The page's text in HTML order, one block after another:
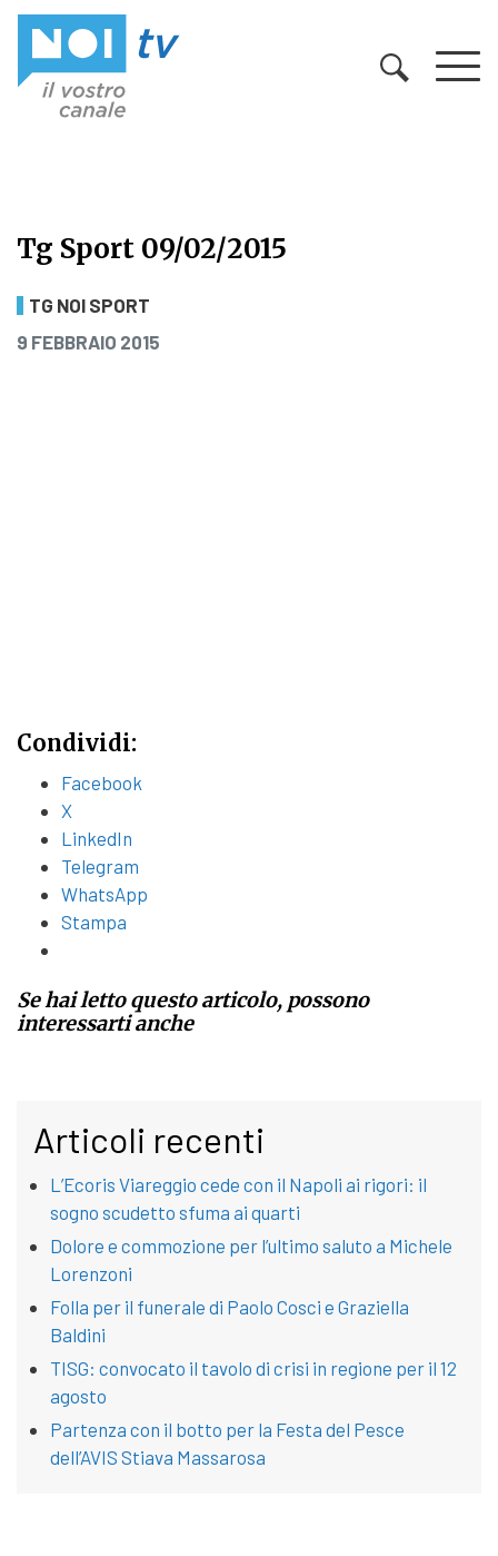
Tg Sport 09/02/2015
Tg Sport 09/02/2015
TG NOI SPORT
PUBBLICATO IL
9 FEBBRAIO 2015
Condividi:
Facebook
X
LinkedIn
Telegram
WhatsApp
Stampa
Se hai letto questo articolo, possono
interessarti anche
Articoli recenti
L’Ecoris Viareggio cede con il Napoli ai rigori: il
sogno scudetto sfuma ai quarti
Dolore e commozione per l’ultimo saluto a Michele
Lorenzoni
Folla per il funerale di Paolo Cosci e Graziella
Baldini
TISG: convocato il tavolo di crisi in regione per il 12
agosto
Partenza con il botto per la Festa del Pesce
dell’AVIS Stiava Massarosa